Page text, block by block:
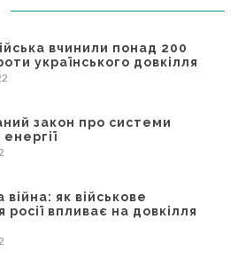
вчинили понад 200
українського довкілля
закон про системи
як військове
росії впливає на довкілля